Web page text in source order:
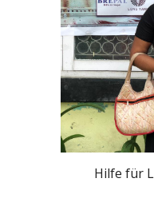
Hilfe für